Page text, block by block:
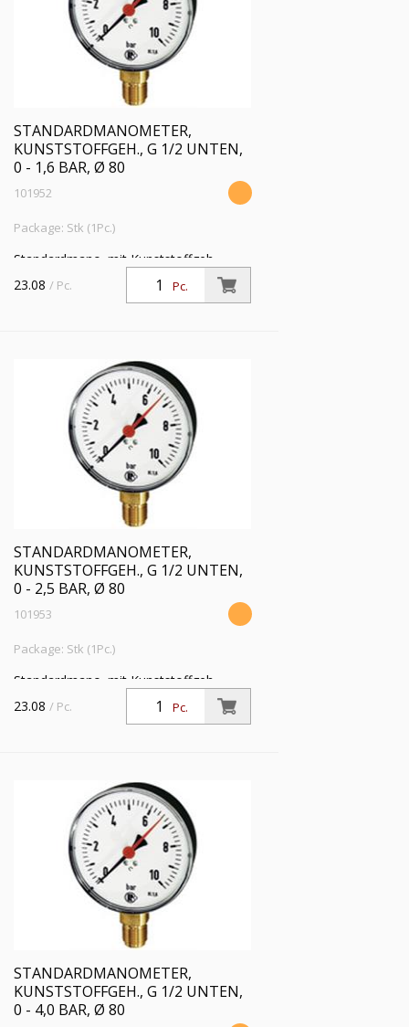
STANDARDMANOMETER,
KUNSTSTOFFGEH., G 1/2 UNTEN,
0 - 1,6 BAR, Ø 80
101952
Package: Stk (1Pc.)
Standardmano. mit Kunststoffgeh.,
Einfachskala in bar, Anschluss radial
unten, G 1/2, Güteklasse 1,6, Messber.
Pc.
23.08 / Pc.
STANDARDMANOMETER,
KUNSTSTOFFGEH., G 1/2 UNTEN,
0 - 2,5 BAR, Ø 80
101953
Package: Stk (1Pc.)
Standardmano. mit Kunststoffgeh.,
Einfachskala in bar, Anschluss radial
unten, G 1/2, Güteklasse 2,5, Messber.
Pc.
23.08 / Pc.
STANDARDMANOMETER,
KUNSTSTOFFGEH., G 1/2 UNTEN,
0 - 4,0 BAR, Ø 80